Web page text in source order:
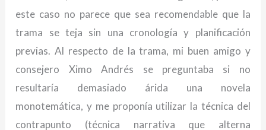
este caso no parece que sea recomendable que la
trama se teja sin una cronología y planificación
previas. Al respecto de la trama, mi buen amigo y
consejero Ximo Andrés se preguntaba si no
resultaría demasiado árida una novela
monotemática, y me proponía utilizar la técnica del
contrapunto (técnica narrativa que alterna